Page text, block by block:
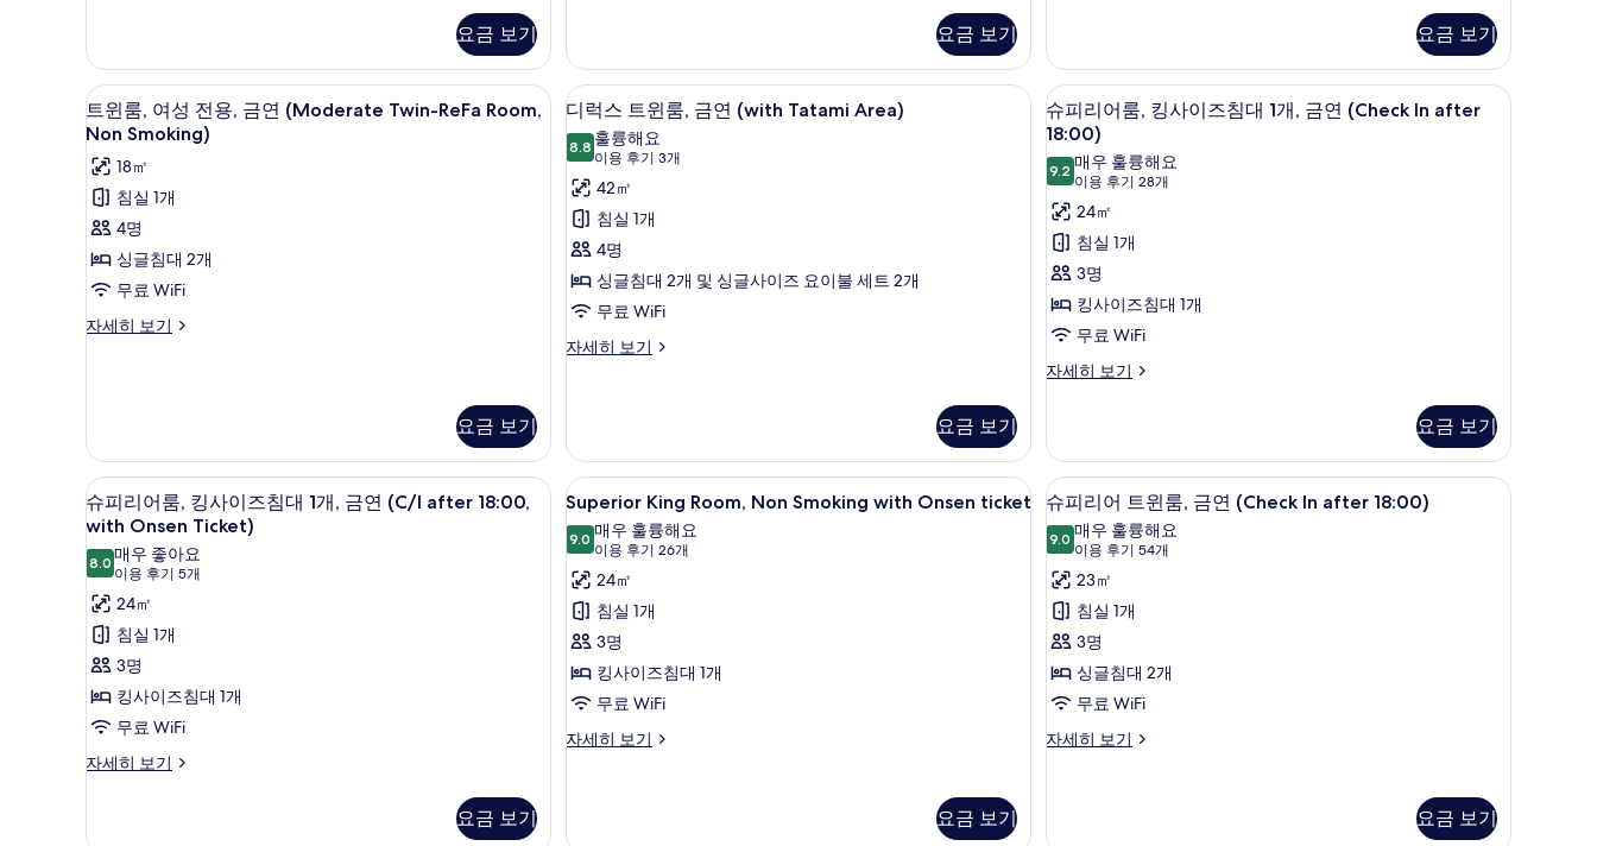
두
보
기
윈
룸,
금
연
자
세
히
보
기
요금 보기
진
모
두
보
기
윈
룸,
금
연
(Extra
Bed)
자
세
히
보
기
요금 보기
Queen
ReFa
Room,
Non
Smoking)
사
진
모
두
보
기
룸,
여
성
전
금
연
(Superior
Queen
ReFa
Room,
Non
Smoking)
자
세
히
요금 보기
트
윈
룸,
여
성
전
용,
금
Room,
Non
Smoking)
사
진
모
두
보
기
오리/거위털 이불, 객실 내 금고, 책상, 노트북 작업 공간
2
트윈룸, 여성 전용, 금연 (Moderate Twin-ReFa Room,
Non Smoking)
18㎡
침실 1개
4명
싱글침대 2개
무료 WiFi
자세히 보기
트
용,
금
연
(Moderate
Twin-
ReFa
Room,
Non
Smoking)
자
세
히
보
기
요금 보기
디
럭
스
트
윈
룸,
금
연
(with
진
모
두
보
기
오리/거위털 이불, 객실 내 금고, 책상, 노트북 작업 공간
4
디럭스 트윈룸, 금연 (with Tatami Area)
8.88.8점 만점 중 10점
훌륭해요
이용 후기 3개
(이
용
후
기
개)
42㎡
침실 1개
4명
싱글침대 2개 및 싱글사이즈 요이불 세트 2개
무료 WiFi
자세히 보기
디
룸,
금
연
(with
Tatami
Area)
자
세
히
보
기
요금 보기
슈
피
리
어
룸,
킹
사
이
즈
침
개,
금
연
(Check
In
after
18:00)
사
진
모
오리/거위털 이불, 객실 내 금고, 책상, 노트북
2
슈피리어룸, 킹사이즈침대 1개, 금연 (Check In after
18:00)
9.29.2점 만점 중 10점
매우 훌륭해요
이용 후기 28개
(이
용
후
기
28
개)
24㎡
침실 1개
3명
킹사이즈침대 1개
무료 WiFi
자세히 보기
슈
룸,
킹
사
이
즈
대
개,
금
연
In
after
18:00)
보
요금 보기
슈
피
리
어
룸,
킹
사
이
즈
침
오리/거위털 이불, 객실 내 금고, 책상, 노트북 작업 공간
2
슈피리어룸, 킹사이즈침대 1개, 금연 (C/I after 18:00,
with Onsen Ticket)
8.08.0점 만점 중 10점
매우 좋아요
이용 후기 5개
(이
용
후
기
개)
24㎡
침실 1개
3명
킹사이즈침대 1개
무료 WiFi
자세히 보기
슈
요금 보기
Superior
King
Room,
Non
Smoking
with
Onsen
ticket
사
진
보
오리/거위털 이불, 객실 내 금고, 책상, 노트북 작업 공간
2
Superior King Room, Non Smoking with Onsen ticket
9.09.0점 만점 중 10점
매우 훌륭해요
이용 후기 26개
(이
용
후
기
26
개)
24㎡
침실 1개
3명
킹사이즈침대 1개
무료 WiFi
자세히 보기
Superior
요금 보기
슈
피
리
어
트
윈
룸,
금
연
오리/거위털 이불, 객실 내 금고, 책상, 노트북
2
슈피리어 트윈룸, 금연 (Check In after 18:00)
9.09.0점 만점 중 10점
매우 훌륭해요
이용 후기 54개
(이
용
후
기
54
개)
23㎡
침실 1개
3명
싱글침대 2개
무료 WiFi
자세히 보기
슈
요금 보기